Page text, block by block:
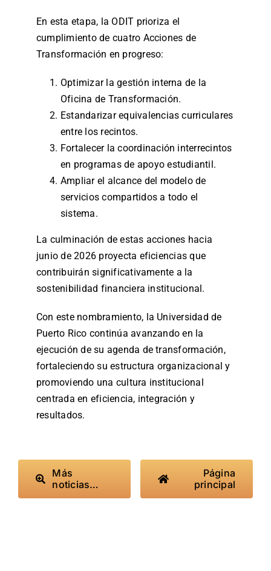
En esta etapa, la ODIT prioriza el
cumplimiento de cuatro Acciones de
Transformación en progreso:
Optimizar la gestión interna de la
Oficina de Transformación.
Estandarizar equivalencias curriculares
entre los recintos.
Fortalecer la coordinación interrecintos
en programas de apoyo estudiantil.
Ampliar el alcance del modelo de
servicios compartidos a todo el
sistema.
La culminación de estas acciones hacia
junio de 2026 proyecta eficiencias que
contribuirán significativamente a la
sostenibilidad financiera institucional.
Con este nombramiento, la Universidad de
Puerto Rico continúa avanzando en la
ejecución de su agenda de transformación,
fortaleciendo su estructura organizacional y
promoviendo una cultura institucional
centrada en eficiencia, integración y
resultados.
Más
noticias…
Página
principal